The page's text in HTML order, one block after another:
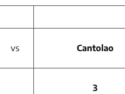
vs Cantolao
3